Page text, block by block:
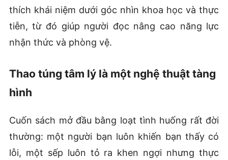
thích khái niệm dưới góc nhìn khoa học và thực
tiễn, từ đó giúp người đọc nâng cao năng lực
nhận thức và phòng vệ.
Thao túng tâm lý là một nghệ thuật tàng
hình
Cuốn sách mở đầu bằng loạt tình huống rất đời
thường: một người bạn luôn khiến bạn thấy có
lỗi, một sếp luôn tỏ ra khen ngợi nhưng thực